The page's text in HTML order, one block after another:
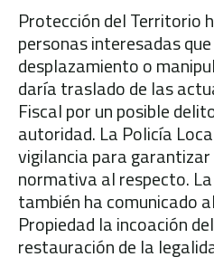
Protección del Territorio
personas interesadas
desplazamiento o
daría traslado de las
Fiscal por un posible
autoridad. La Policía
vigilancia para
normativa al respecto.
también ha comunicado
Propiedad la incoación
restauración de la